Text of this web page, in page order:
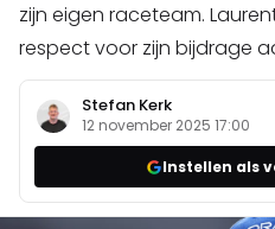
zijn eigen raceteam.
respect voor zijn bijdrage
Stefan Kerk
12 november 2025 17:00
Instellen als